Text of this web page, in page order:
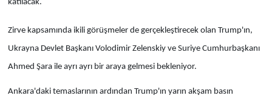
katılacak.
Zirve kapsamında ikili görüşmeler de gerçekleştirecek olan Trump'ın,
Ukrayna Devlet Başkanı Volodimir Zelenskiy ve Suriye Cumhurbaşkanı
Ahmed Şara ile ayrı ayrı bir araya gelmesi bekleniyor.
Ankara'daki temaslarının ardından Trump'ın yarın akşam basın